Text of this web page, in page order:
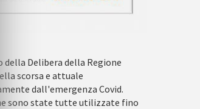
della Delibera della Regione
scorsa e attuale
dall'emergenza Covid.
sono state tutte utilizzate fino